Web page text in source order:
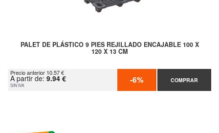
PALET DE PLÁSTICO 9 PIES REJILLADO ENCAJABLE 100 X
120 X 13 CM
Precio anterior 10.57 €
A partir de: 9.94 €
SIN IVA -6% COMPRAR